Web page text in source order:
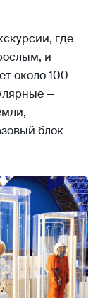
где
и
около 100
—
блок